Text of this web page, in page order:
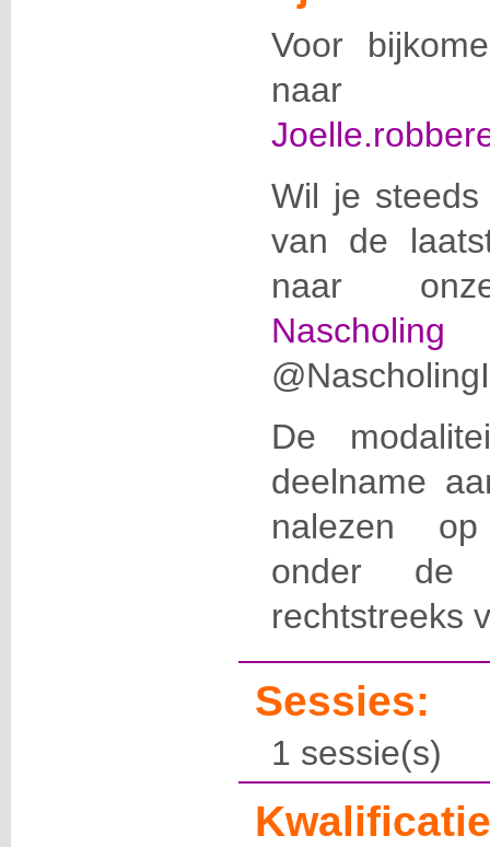
Voor
naar
Wil je
van de
naar
De
deelname
nalezen
onder de
rechtstreeks
Sessies:
1 sessie(s)